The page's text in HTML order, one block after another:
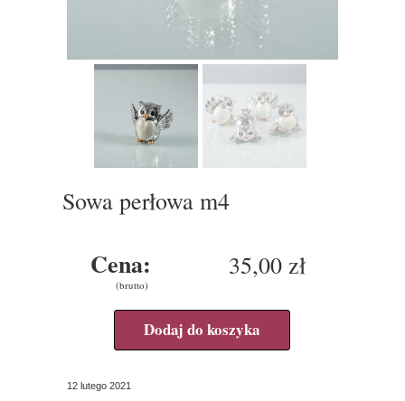
35,00 zł
Cena:
(brutto)
Dodaj do koszyka
Sowa perłowa m4
12 lutego 2021